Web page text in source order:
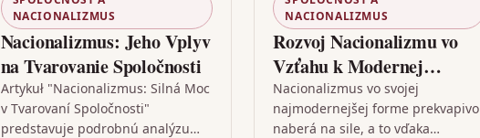
NACIONALIZMUS
Nacionalizmus: Jeho Vplyv
na Tvarovanie Spoločnosti
Artykuł "Nacionalizmus: Silná Moc
v Tvarovaní Spoločnosti"
predstavuje podrobnú analýzu
NACIONALIZMUS
Rozvoj Nacionalizmu vo
Vzťahu k Modernej
Spoločnosti
Nacionalizmus vo svojej
najmodernejšej forme prekvapivo
naberá na sile, a to vďaka